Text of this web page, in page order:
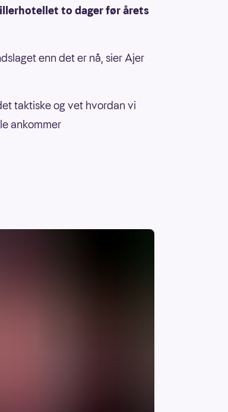
to dager før årets
enn det er nå, sier Ajer
taktiske og vet hvordan vi
ankommer